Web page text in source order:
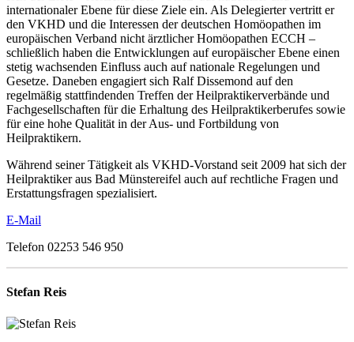
internationaler Ebene für diese Ziele ein. Als Delegierter vertritt er
den VKHD und die Interessen der deutschen Homöopathen im
europäischen Verband nicht ärztlicher Homöopathen ECCH –
schließlich haben die Entwicklungen auf europäischer Ebene einen
stetig wachsenden Einfluss auch auf nationale Regelungen und
Gesetze. Daneben engagiert sich Ralf Dissemond auf den
regelmäßig stattfindenden Treffen der Heilpraktikerverbände und
Fachgesellschaften für die Erhaltung des Heilpraktikerberufes sowie
für eine hohe Qualität in der Aus- und Fortbildung von
Heilpraktikern.
Während seiner Tätigkeit als VKHD-Vorstand seit 2009 hat sich der
Heilpraktiker aus Bad Münstereifel auch auf rechtliche Fragen und
Erstattungsfragen spezialisiert.
E-Mail
Telefon 02253 546 950
Stefan Reis